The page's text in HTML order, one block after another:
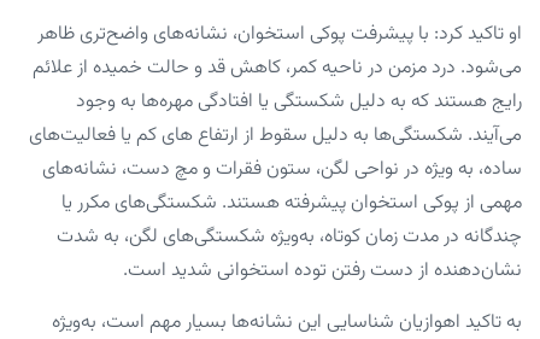
او تاکید کرد: با پیشرفت پوکی استخوان، نشانه‌های واضح‌تری ظاهر
می‌شود. درد مزمن در ناحیه کمر، کاهش قد و حالت خمیده از علائم
رایج هستند که به دلیل شکستگی یا افتادگی مهره‌ها به وجود
می‌آیند. شکستگی‌ها به دلیل سقوط از ارتفاع های کم یا فعالیت‌های
ساده، به ویژه در نواحی لگن، ستون فقرات و مچ دست، نشانه‌های
مهمی از پوکی استخوان پیشرفته هستند. شکستگی‌های مکرر یا
چندگانه در مدت زمان کوتاه، به‌ویژه شکستگی‌های لگن، به شدت
نشان‌دهنده از دست رفتن توده استخوانی شدید است.
به تاکید اهوازیان شناسایی این نشانه‌ها بسیار مهم است، به‌ویژه